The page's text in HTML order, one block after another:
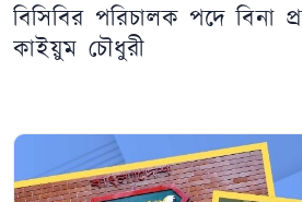
বিসিবির পরিচালক পদে বিনা
কাইয়ুম চৌধুরী